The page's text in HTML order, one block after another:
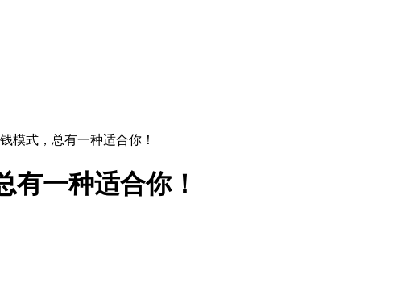
模式，总有一种适合你！
有一种适合你！